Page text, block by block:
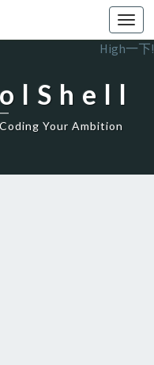
High一下!
Your Ambition